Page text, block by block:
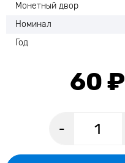
Монетный двор
Номинал
Год
60 ₽
-